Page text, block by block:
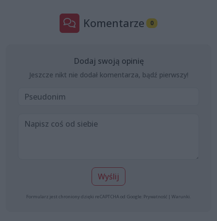
Komentarze 0
Dodaj swoją opinię
Jeszcze nikt nie dodał komentarza, bądź pierwszy!
Wyślij
Formularz jest chroniony dzięki reCAPTCHA od Google: Prywatność | Warunki